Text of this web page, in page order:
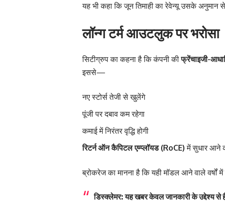
यह भी कहा कि जून तिमाही का रेवेन्यू उसके अनुमान
लॉन्ग टर्म आउटलुक पर भरोसा
सिटीग्रुप का कहना है कि कंपनी कीफ्रेंचाइजी-
इससे—
नए स्टोर्स तेजी से खुलेंगे
पूंजी पर दबाव कम रहेगा
कमाई में निरंतर वृद्धि होगी
रिटर्न ऑन कैपिटल एम्प्लॉयड (RoCE) में सुधार आने
ब्रोकरेज का मानना है कि यही मॉडल आने वाले
डिस्क्लेमर:यह खबर केवल जानकारी के उद्देश्य से